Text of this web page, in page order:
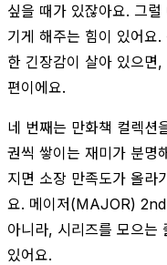
싶을 때가 있잖아요. 그
기게 해주는 힘이 있어요
한 긴장감이 살아 있으면
편이에요.
네 번째는 만화책 컬렉션
권씩 쌓이는 재미가 분명
지면 소장 만족도가 올라
요. 메이저(MAJOR) 2nd
아니라, 시리즈를 모으는
있어요.